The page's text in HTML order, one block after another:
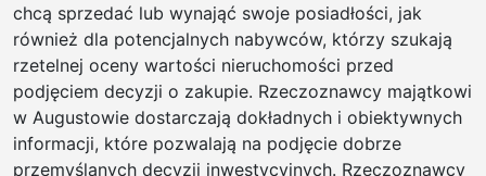
chcą sprzedać lub wynająć swoje posiadłości, jak
również dla potencjalnych nabywców, którzy szukają
rzetelnej oceny wartości nieruchomości przed
podjęciem decyzji o zakupie. Rzeczoznawcy majątkowi
w Augustowie dostarczają dokładnych i obiektywnych
informacji, które pozwalają na podjęcie dobrze
przemyślanych decyzji inwestycyjnych. Rzeczoznawcy